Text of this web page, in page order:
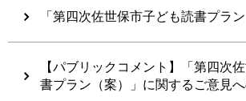
「第四次佐世保市子ども読書プラ
【パブリックコメント】「第四次
書プラン（案）」に関するご意見